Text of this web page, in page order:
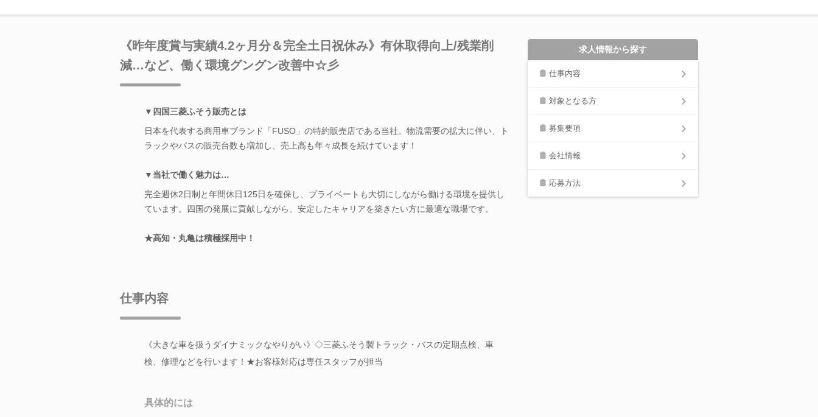
《昨年度賞与実績4.2ヶ月分＆完全土日祝休み》有休取得向上/残業削
減…など、働く環境グングン改善中☆彡
▼四国三菱ふそう販売とは
日本を代表する商用車ブランド「FUSO」の特約販売店である当社。物流需要の拡大に伴い、ト
ラックやバスの販売台数も増加し、売上高も年々成長を続けています！
▼当社で働く魅力は…
完全週休2日制と年間休日125日を確保し、プライベートも大切にしながら働ける環境を提供し
ています。四国の発展に貢献しながら、安定したキャリアを築きたい方に最適な職場です。
★高知・丸亀は積極採用中！
仕事内容
《大きな車を扱うダイナミックなやりがい》◇三菱ふそう製トラック・バスの定期点検、車
検、修理などを行います！★お客様対応は専任スタッフが担当
具体的には
求人情報から探す
仕事内容
対象となる方
募集要項
会社情報
応募方法